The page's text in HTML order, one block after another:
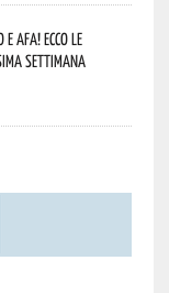
afa! Ecco le
settimana